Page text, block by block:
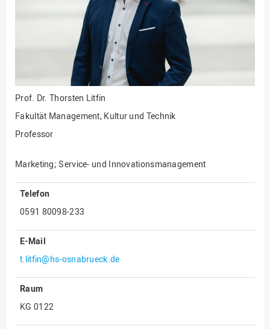
Prof. Dr. Thorsten Litfin
Fakultät Management, Kultur und Technik
Professor
Marketing; Service- und Innovationsmanagement
Telefon
0591 80098-233
E-Mail
t.litfin@hs-osnabrueck.de
Raum
KG 0122